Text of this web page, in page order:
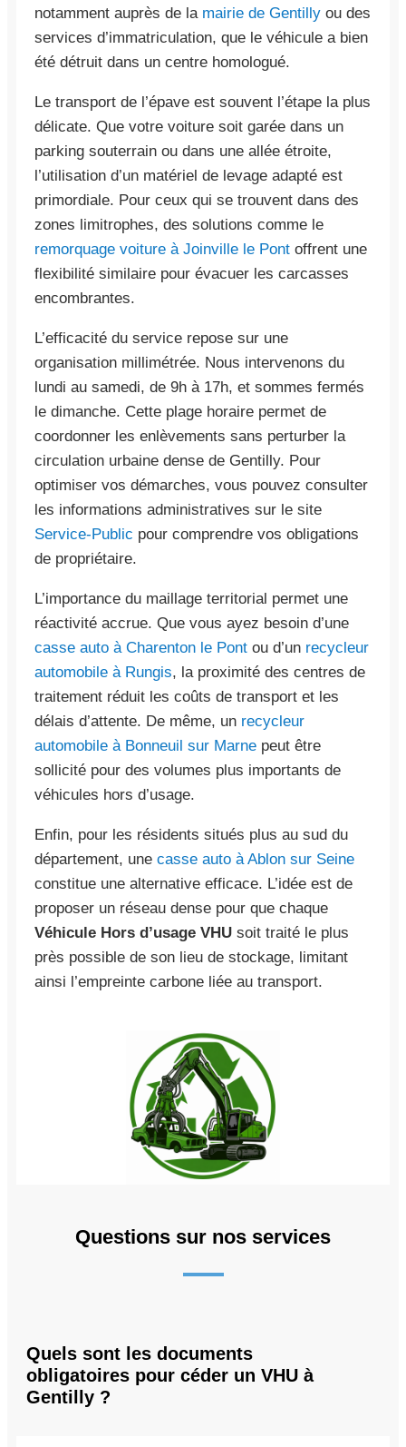
notamment auprès de la mairie de Gentilly ou des
services d’immatriculation, que le véhicule a bien
été détruit dans un centre homologué.
Le transport de l’épave est souvent l’étape la plus
délicate. Que votre voiture soit garée dans un
parking souterrain ou dans une allée étroite,
l’utilisation d’un matériel de levage adapté est
primordiale. Pour ceux qui se trouvent dans des
zones limitrophes, des solutions comme le
remorquage voiture à Joinville le Pont offrent une
flexibilité similaire pour évacuer les carcasses
encombrantes.
L’efficacité du service repose sur une
organisation millimétrée. Nous intervenons du
lundi au samedi, de 9h à 17h, et sommes fermés
le dimanche. Cette plage horaire permet de
coordonner les enlèvements sans perturber la
circulation urbaine dense de Gentilly. Pour
optimiser vos démarches, vous pouvez consulter
les informations administratives sur le site
Service-Public pour comprendre vos obligations
de propriétaire.
L’importance du maillage territorial permet une
réactivité accrue. Que vous ayez besoin d’une
casse auto à Charenton le Pont ou d’un recycleur
automobile à Rungis, la proximité des centres de
traitement réduit les coûts de transport et les
délais d’attente. De même, un recycleur
automobile à Bonneuil sur Marne peut être
sollicité pour des volumes plus importants de
véhicules hors d’usage.
Enfin, pour les résidents situés plus au sud du
département, une casse auto à Ablon sur Seine
constitue une alternative efficace. L’idée est de
proposer un réseau dense pour que chaque
Véhicule Hors d’usage VHU soit traité le plus
près possible de son lieu de stockage, limitant
ainsi l’empreinte carbone liée au transport.
Questions sur nos services
Quels sont les documents
obligatoires pour céder un VHU à
Gentilly ?